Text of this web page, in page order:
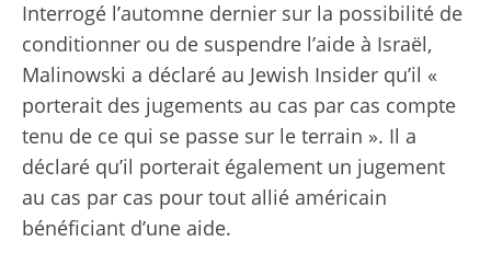
Interrogé l’automne dernier sur la possibilité de
conditionner ou de suspendre l’aide à Israël,
Malinowski a déclaré au Jewish Insider qu’il «
porterait des jugements au cas par cas compte
tenu de ce qui se passe sur le terrain ». Il a
déclaré qu’il porterait également un jugement
au cas par cas pour tout allié américain
bénéficiant d’une aide.